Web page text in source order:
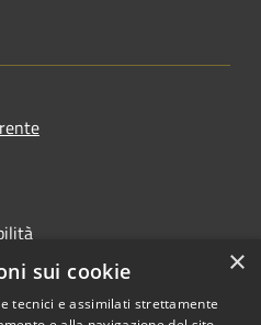
×
sui cookie
tecnici e assimilati strettamente